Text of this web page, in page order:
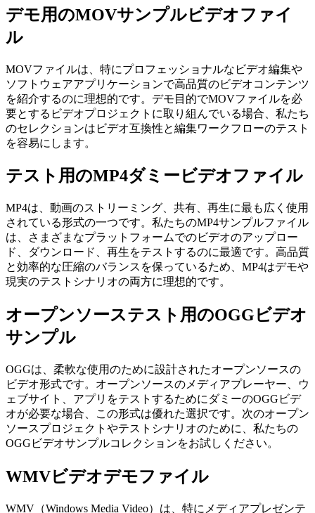
デモ用のMOVサンプルビデオファイ
ル
MOVファイルは、特にプロフェッショナルなビデオ編集や
ソフトウェアアプリケーションで高品質のビデオコンテンツ
を紹介するのに理想的です。デモ目的でMOVファイルを必
要とするビデオプロジェクトに取り組んでいる場合、私たち
のセレクションはビデオ互換性と編集ワークフローのテスト
を容易にします。
テスト用のMP4ダミービデオファイル
MP4は、動画のストリーミング、共有、再生に最も広く使用
されている形式の一つです。私たちのMP4サンプルファイル
は、さまざまなプラットフォームでのビデオのアップロー
ド、ダウンロード、再生をテストするのに最適です。高品質
と効率的な圧縮のバランスを保っているため、MP4はデモや
現実のテストシナリオの両方に理想的です。
オープンソーステスト用のOGGビデオ
サンプル
OGGは、柔軟な使用のために設計されたオープンソースの
ビデオ形式です。オープンソースのメディアプレーヤー、ウ
ェブサイト、アプリをテストするためにダミーのOGGビデ
オが必要な場合、この形式は優れた選択です。次のオープン
ソースプロジェクトやテストシナリオのために、私たちの
OGGビデオサンプルコレクションをお試しください。
WMVビデオデモファイル
WMV（Windows Media Video）は、特にメディアプレゼンテ